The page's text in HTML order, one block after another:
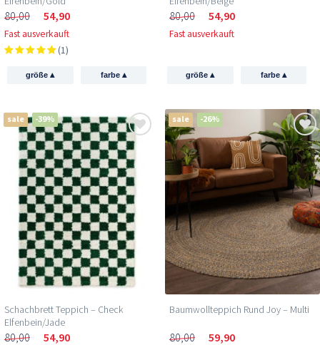
80,00 54,90
Fast ausverkauft
(1)
größe▴ farbe ▴
80,00 54,90
Fast ausverkauft
größe▴ farbe ▴
sale -39%
Schachbrett Teppich – Check
Elfenbein/Jade
80,00 54,90
sale -26%
Baumwollteppich Rund Joy – Multi
80,00 59,90